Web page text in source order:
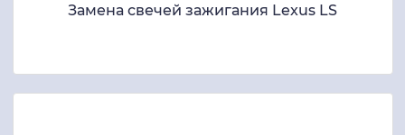
Замена свечей зажигания Lexus LS